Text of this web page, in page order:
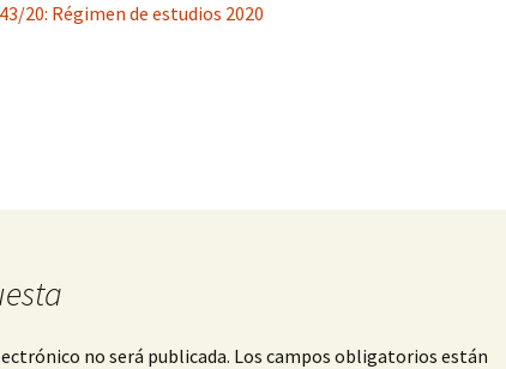
20: Régimen de estudios 2020
no será publicada. Los campos obligatorios están